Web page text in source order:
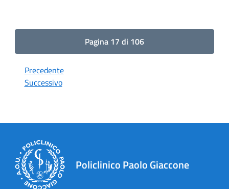
Pagina 17 di 106
Precedente
Successivo
Policlinico Paolo Giaccone